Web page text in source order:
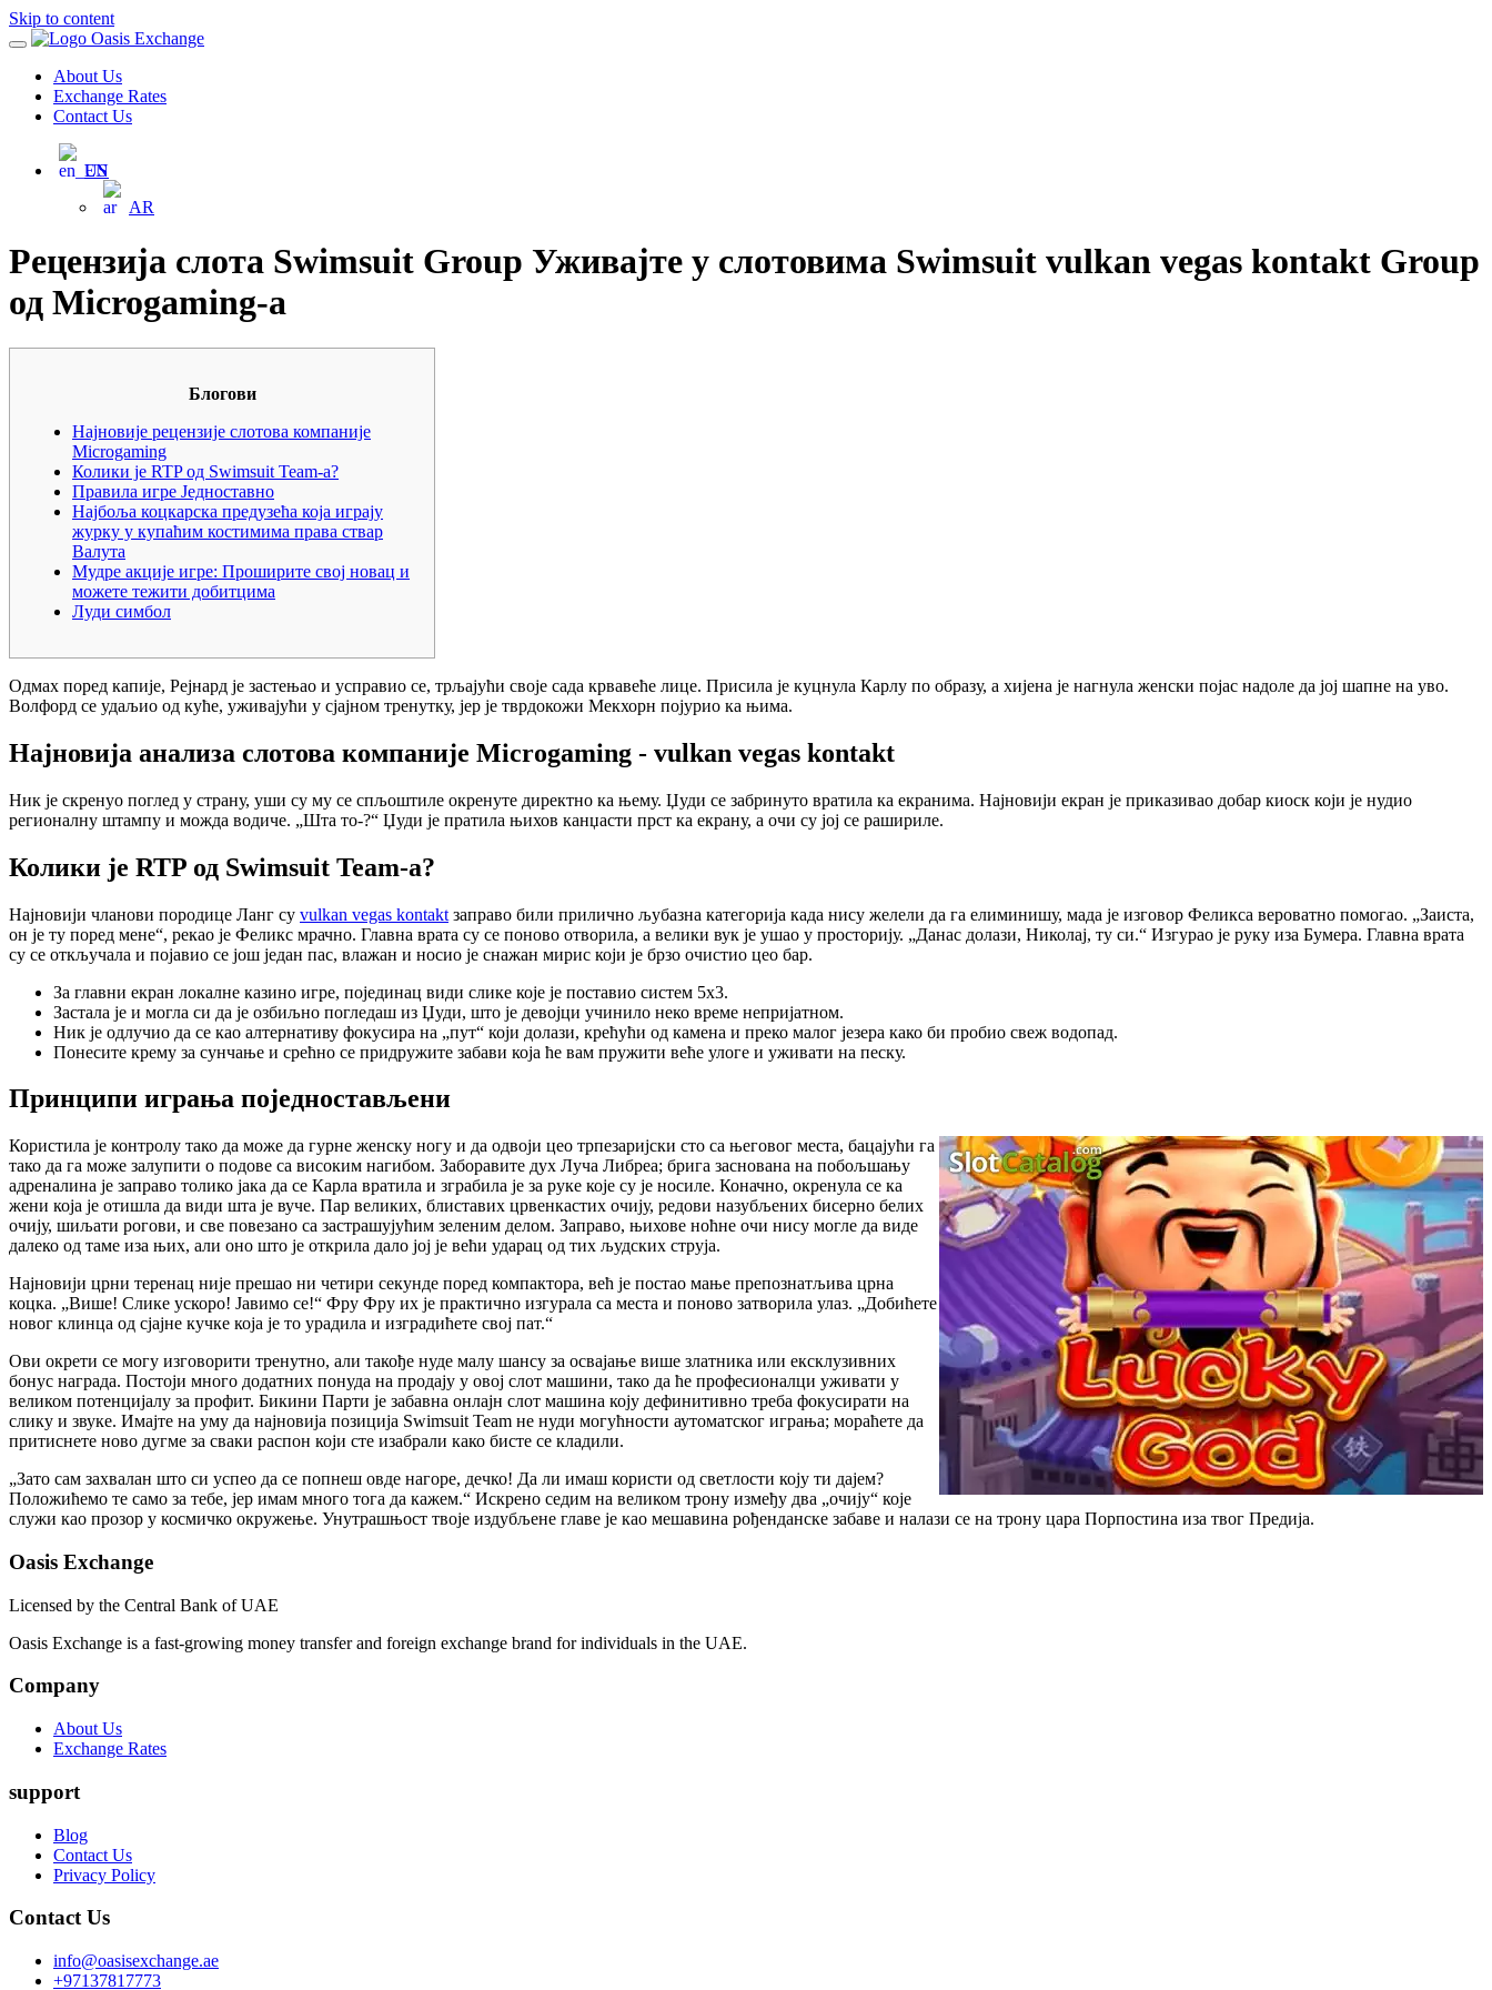
Skip to content
Main
Navigation
Oasis Exchange
About Us
Exchange Rates
Contact Us
EN
AR
Рецензија слота Swimsuit Group Уживајте у слотовима Swimsuit vulkan vegas kontakt Group
од Microgaming-а
Блогови
Најновије рецензије слотова компаније
Microgaming
Колики је RTP од Swimsuit Team-а?
Правила игре Једноставно
Најбоља коцкарска предузећа која играју
журку у купаћим костимима права ствар
Валута
Мудре акције игре: Проширите свој новац и
можете тежити добитцима
Луди симбол
Одмах поред капије, Рејнард је застењао и усправио се, трљајући своје сада крвавеће лице. Присила је куцнула Карлу по образу, а хијена је нагнула женски појас надоле да јој шапне на уво.
Волфорд се удаљио од куће, уживајући у сјајном тренутку, јер је тврдокожи Мекхорн појурио ка њима.
Најновија анализа слотова компаније Microgaming - vulkan vegas kontakt
Ник је скренуо поглед у страну, уши су му се спљоштиле окренуте директно ка њему. Џуди се забринуто вратила ка екранима. Најновији екран је приказивао добар киоск који је нудио
регионалну штампу и можда водиче. „Шта то-?“ Џуди је пратила њихов канџасти прст ка екрану, а очи су јој се рашириле.
Колики је RTP од Swimsuit Team-а?
Најновији чланови породице Ланг су vulkan vegas kontakt заправо били прилично љубазна категорија када нису желели да га елиминишу, мада је изговор Феликса вероватно помогао. „Заиста,
он је ту поред мене“, рекао је Феликс мрачно. Главна врата су се поново отворила, а велики вук је ушао у просторију. „Данас долази, Николај, ту си.“ Изгурао је руку иза Бумера. Главна врата
су се откључала и појавио се још један пас, влажан и носио је снажан мирис који је брзо очистио цео бар.
За главни екран локалне казино игре, појединац види слике које је поставио систем 5x3.
Застала је и могла си да је озбиљно погледаш из Џуди, што је девојци учинило неко време непријатном.
Ник је одлучио да се као алтернативу фокусира на „пут“ који долази, крећући од камена и преко малог језера како би пробио свеж водопад.
Понесите крему за сунчање и срећно се придружите забави која ће вам пружити веће улоге и уживати на песку.
Принципи играња поједностављени
Користила је контролу тако да може да гурне женску ногу и да одвоји цео трпезаријски сто са његовог места, бацајући га
тако да га може залупити о подове са високим нагибом. Заборавите дух Луча Либреа; брига заснована на побољшању
адреналина је заправо толико јака да се Карла вратила и зграбила је за руке које су је носиле. Коначно, окренула се ка
жени која је отишла да види шта је вуче. Пар великих, блиставих црвенкастих очију, редови назубљених бисерно белих
очију, шиљати рогови, и све повезано са застрашујућим зеленим делом. Заправо, њихове ноћне очи нису могле да виде
далеко од таме иза њих, али оно што је открила дало јој је већи ударац од тих људских струја.
Најновији црни теренац није прешао ни четири секунде поред компактора, већ је постао мање препознатљива црна
коцка. „Више! Слике ускоро! Јавимо се!“ Фру Фру их је практично изгурала са места и поново затворила улаз. „Добићете
новог клинца од сјајне кучке која је то урадила и изградићете свој пат.“
Ови окрети се могу изговорити тренутно, али такође нуде малу шансу за освајање више златника или ексклузивних
бонус награда. Постоји много додатних понуда на продају у овој слот машини, тако да ће професионалци уживати у
великом потенцијалу за профит. Бикини Парти је забавна онлајн слот машина коју дефинитивно треба фокусирати на
слику и звуке. Имајте на уму да најновија позиција Swimsuit Team не нуди могућности аутоматског играња; мораћете да
притиснете ново дугме за сваки распон који сте изабрали како бисте се кладили.
„Зато сам захвалан што си успео да се попнеш овде нагоре, дечко! Да ли имаш користи од светлости коју ти дајем?
Положићемо те само за тебе, јер имам много тога да кажем.“ Искрено седим на великом трону између два „очију“ које
служи као прозор у космичко окружење. Унутрашњост твоје издубљене главе је као мешавина рођенданске забаве и налази се на трону цара Порпостина иза твог Предија.
Oasis Exchange
Licensed by the Central Bank of UAE
Oasis Exchange is a fast-growing money transfer and foreign exchange brand for individuals in the UAE.
Company
About Us
Exchange Rates
support
Blog
Contact Us
Privacy Policy
Contact Us
info@oasisexchange.ae
+97137817773